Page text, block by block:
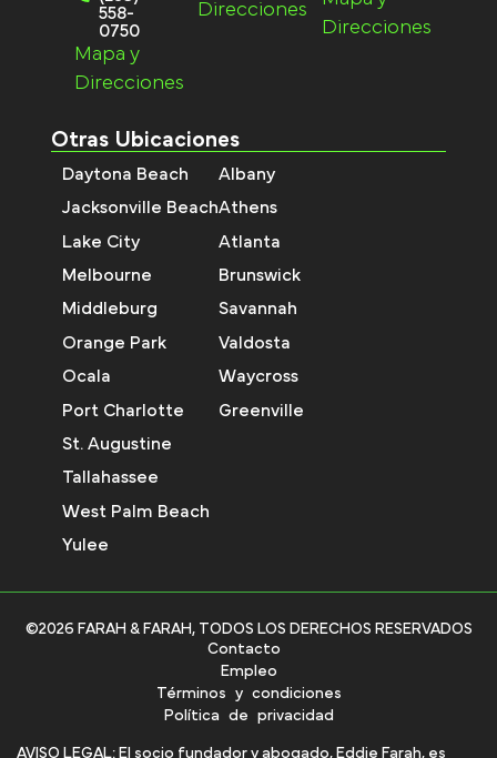
558-
0750
Mapa y
Direcciones
Direcciones
Direcciones
Otras Ubicaciones
Daytona Beach
Jacksonville Beach
Lake City
Melbourne
Middleburg
Orange Park
Ocala
Port Charlotte
St. Augustine
Tallahassee
West Palm Beach
Yulee
Albany
Athens
Atlanta
Brunswick
Savannah
Valdosta
Waycross
Greenville
©2026 FARAH & FARAH, TODOS LOS DERECHOS RESERVADOS
Contacto
Empleo
Términos y condiciones
Política de privacidad
AVISO LEGAL: El socio fundador y abogado, Eddie Farah, es